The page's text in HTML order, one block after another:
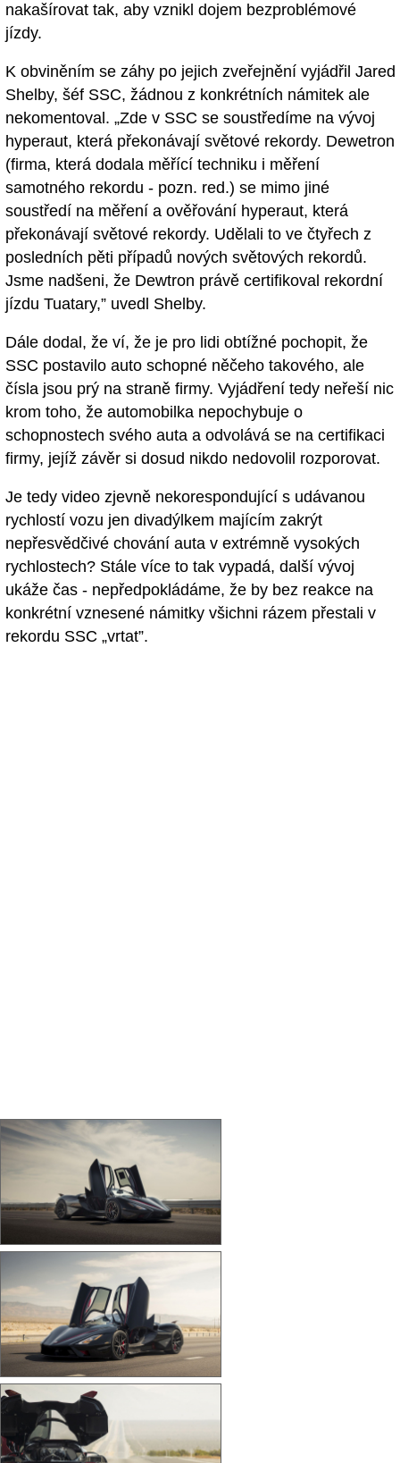
nakašírovat tak, aby vznikl dojem bezproblémové
jízdy.
K obviněním se záhy po jejich zveřejnění vyjádřil Jared
Shelby, šéf SSC, žádnou z konkrétních námitek ale
nekomentoval. „Zde v SSC se soustředíme na vývoj
hyperaut, která překonávají světové rekordy. Dewetron
(firma, která dodala měřící techniku i měření
samotného rekordu - pozn. red.) se mimo jiné
soustředí na měření a ověřování hyperaut, která
překonávají světové rekordy. Udělali to ve čtyřech z
posledních pěti případů nových světových rekordů.
Jsme nadšeni, že Dewtron právě certifikoval rekordní
jízdu Tuatary,” uvedl Shelby.
Dále dodal, že ví, že je pro lidi obtížné pochopit, že
SSC postavilo auto schopné něčeho takového, ale
čísla jsou prý na straně firmy. Vyjádření tedy neřeší nic
krom toho, že automobilka nepochybuje o
schopnostech svého auta a odvolává se na certifikaci
firmy, jejíž závěr si dosud nikdo nedovolil rozporovat.
Je tedy video zjevně nekorespondující s udávanou
rychlostí vozu jen divadýlkem majícím zakrýt
nepřesvědčivé chování auta v extrémně vysokých
rychlostech? Stále více to tak vypadá, další vývoj
ukáže čas - nepředpokládáme, že by bez reakce na
konkrétní vznesené námitky všichni rázem přestali v
rekordu SSC „vrtat”.